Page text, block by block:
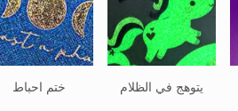
ختم احباط يتوهج في الظلام